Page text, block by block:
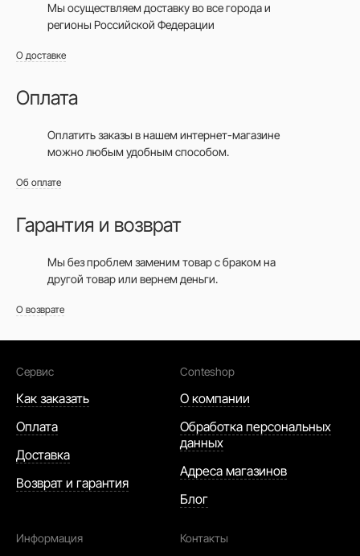
Мы осуществляем доставку во все городаи
регионы Российской Федерации
О доставке
Оплата
Оплатить заказы в нашем интернет-магазине
можно любым удобным способом.
Об оплате
Гарантия и возврат
Мы без проблем заменим товар с браком на
другой товар или вернем деньги.
О возврате
Сервис
Как заказать
Оплата
Доставка
Возврат и гарантия
Conteshop
О компании
Обработка персональных
данных
Адреса магазинов
Блог
Информация Контакты